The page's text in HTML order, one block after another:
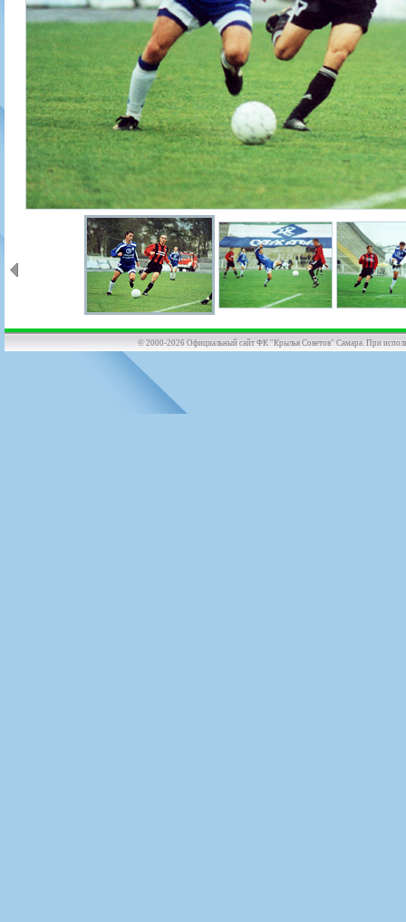
Крылья Советов-2
Календарь
Таблица
Шахматка
© 2000-2026 Официальный сайт ФК "Крылья Советов" Самара. При